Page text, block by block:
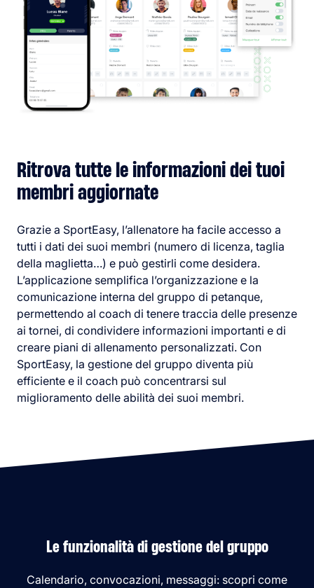
Ritrova tutte le informazioni dei tuoi
membri aggiornate
Grazie a SportEasy, l’allenatore ha facile accesso a
tutti i dati dei suoi membri (numero di licenza, taglia
della maglietta…) e può gestirli come desidera.
L’applicazione semplifica l’organizzazione e la
comunicazione interna del gruppo di petanque,
permettendo al coach di tenere traccia delle presenze
ai tornei, di condividere informazioni importanti e di
creare piani di allenamento personalizzati. Con
SportEasy, la gestione del gruppo diventa più
efficiente e il coach può concentrarsi sul
miglioramento delle abilità dei suoi membri.
Le funzionalità di gestione del gruppo
Calendario, convocazioni, messaggi: scopri come